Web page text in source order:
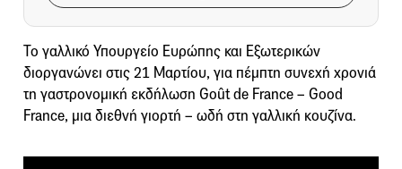
Το γαλλικό Υπουργείο Ευρώπης και Εξωτερικών
διοργανώνει στις 21 Μαρτίου, για πέμπτη συνεχή χρονιά
τη γαστρονομική εκδήλωση Goût de France – Good
France, μια διεθνή γιορτή – ωδή στη γαλλική κουζίνα.